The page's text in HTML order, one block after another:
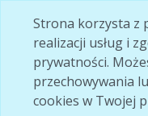
Strona korzysta z
realizacji usług i
prywatności.
przechowywania
cookies w Twojej